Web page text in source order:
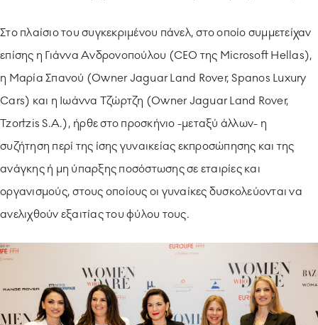
Στο πλαίσιο του συγκεκριμένου πάνελ, στο οποίο συμμετείχαν
επίσης η Γιάννα Ανδρονοπούλου (CEO της Microsoft Hellas),
η Μαρία Σπανού (Owner Jaguar Land Rover, Spanos Luxury
Cars) και η Ιωάννα Τζώρτζη (Owner Jaguar Land Rover,
Tzortzis S.A.), ήρθε στο προσκήνιο -μεταξύ άλλων- η
συζήτηση περί της ίσης γυναικείας εκπροσώπησης και της
ανάγκης ή μη ύπαρξης ποσόστωσης σε εταιρίες και
οργανισμούς, στους οποίους οι γυναίκες δυσκολεύονται να
ανελιχθούν εξαιτίας του φύλου τους.